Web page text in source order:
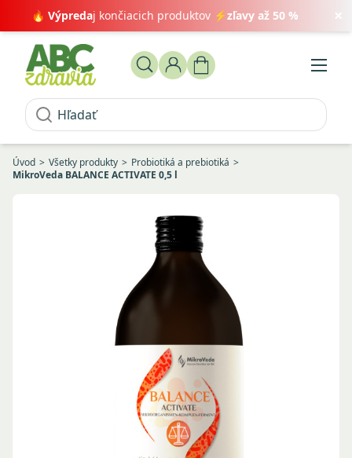
🔥 Výpredaj končiacich produktov ⚡zľavy až 50 % ×
Úvod Všetky produkty
Probiotiká a prebiotiká
MikroVeda BALANCE ACTIVATE 0,5 l